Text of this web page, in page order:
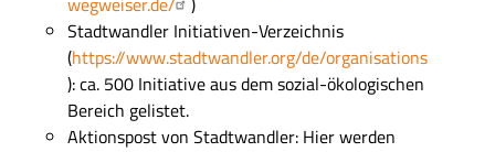
Stadtwandler Initiativen-Verzeichnis
(https://www.stadtwandler.org/de/organisations
):ca. 500 Initiativeaus demsozial-ökologischen
Bereich gelistet.
Aktionspost von Stadtwandler: Hier werden